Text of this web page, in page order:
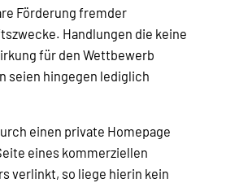
Förderung fremder
Handlungen die keine
für den Wettbewerb
seien hingegen lediglich
einen private Homepage
eines kommerziellen
verlinkt, so liege hierin kein